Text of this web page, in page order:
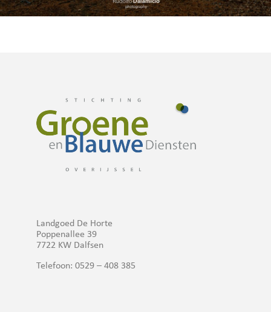
Landgoed De Horte
Poppenallee 39
7722 KW Dalfsen
Telefoon: 0529 – 408 385